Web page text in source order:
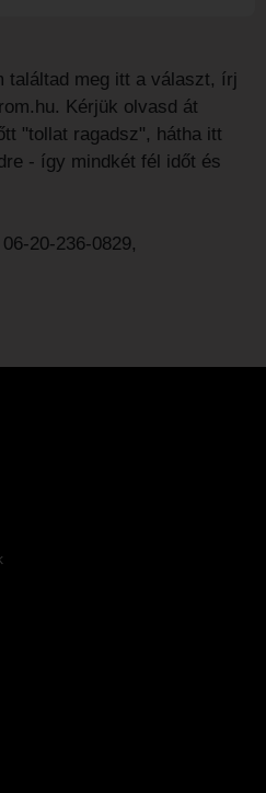
találtad meg itt a választ, írj
. Kérjük olvasd át
"tollat ragadsz", hátha itt
- így mindkét fél időt és
20-236-0829,